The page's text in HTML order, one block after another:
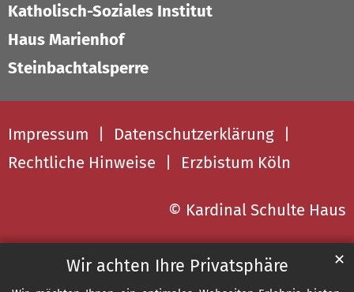
Wir achten Ihre Privatsphäre ✕
Katholisch-Soziales Institut
Haus Marienhof
Steinbachtalsperre
Impressum
Datenschutzerklärung
Rechtliche Hinweise
Erzbistum Köln
© Kardinal Schulte Haus